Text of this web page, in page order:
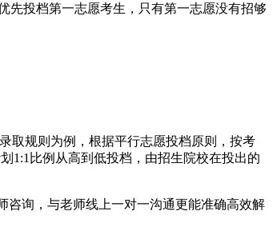
先投档第一志愿考生，只有第一志愿没有招够
取规则为例，根据平行志愿投档原则，按考
1:1比例从高到低投档，由招生院校在投出的
咨询，与老师线上一对一沟通更能准确高效解